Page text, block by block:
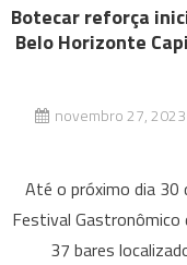
Botecar reforça
Belo Horizonte
novembro 27, 2023
Até o próximo dia 30
Festival
37 bares